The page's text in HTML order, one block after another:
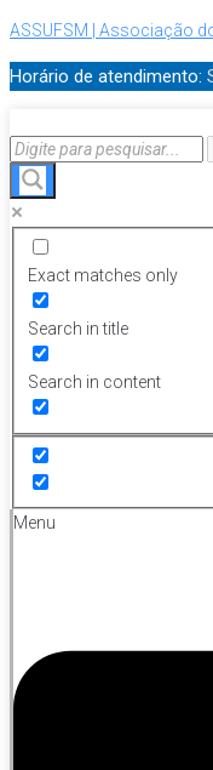
ASSUFSM | Associação
Horário de atendimento:
Exact matches only
Search in title
Search in content
Menu